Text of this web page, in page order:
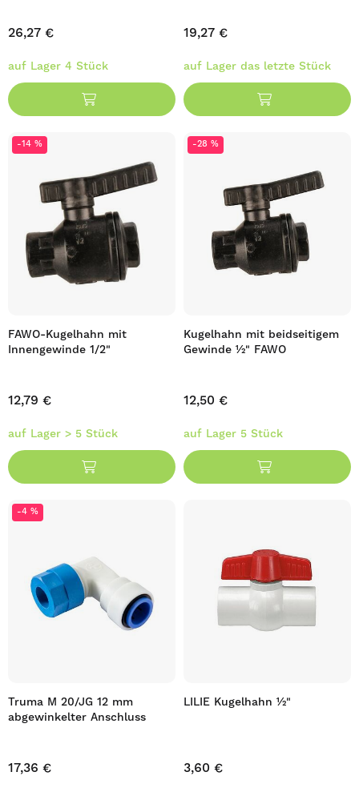
26,27 €
auf Lager 4 Stück
19,27 €
auf Lager das letzte Stück
-14 %
FAWO-Kugelhahn mit
Innengewinde 1/2"
12,79 €
auf Lager > 5 Stück
-28 %
Kugelhahn mit beidseitigem
Gewinde ½" FAWO
12,50 €
auf Lager 5 Stück
-4 %
Truma M 20/JG 12 mm
abgewinkelter Anschluss
17,36 €
LILIE Kugelhahn ½"
3,60 €